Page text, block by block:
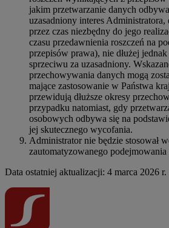
jakim przetwarzanie danych
uzasadniony interes Administratora,
przez czas niezbędny do jego
czasu przedawnienia roszczeń na
przepisów prawa), nie dłużej
sprzeciwu za uzasadniony.
przechowywania danych mogą
mające zastosowanie w Państwa
przewidują dłuższe okresy
przypadku natomiast, gdy
osobowych odbywa się na
jej skutecznego wycofania.
Administrator nie będzie stosował
zautomatyzowanego
Data ostatniej aktualizacji: 4 marca 2026 r.